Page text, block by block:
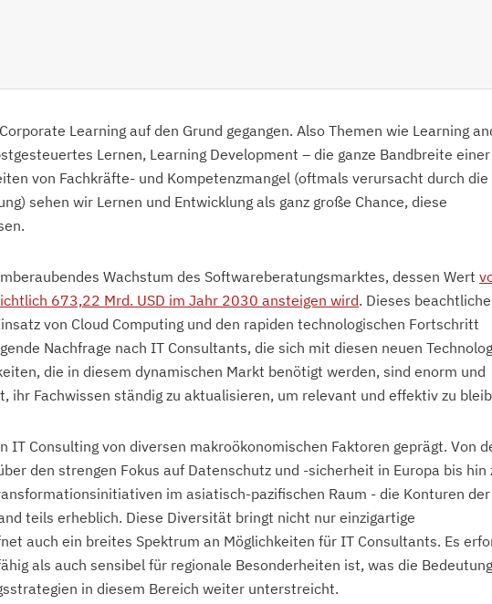
Learning auf den Grund gegangen. Also Themen wie Learning
Lernen, Learning Development – die ganze Bandbreite einer
von Fachkräfte- und Kompetenzmangel (oftmals verursacht durch die
sehen wir Lernen und Entwicklung als ganz große Chance, diese
Wachstum des Softwareberatungsmarktes, dessen Wert
673,22 Mrd. USD im Jahr 2030 ansteigen wird. Dieses beachtliche
von Cloud Computing und den rapiden technologischen Fortschritt
Nachfrage nach IT Consultants, die sich mit diesen neuen
die in diesem dynamischen Markt benötigt werden, sind enorm und
ihr Fachwissen ständig zu aktualisieren, um relevant und effektiv zu
IT Consulting von diversen makroökonomischen Faktoren geprägt. Von
den strengen Fokus auf Datenschutz und -sicherheit in Europa bis hin
im asiatisch-pazifischen Raum - die Konturen der
teils erheblich. Diese Diversität bringt nicht nur einzigartige
auch ein breites Spektrum an Möglichkeiten für IT Consultants. Es
als auch sensibel für regionale Besonderheiten ist, was die
in diesem Bereich weiter unterstreicht.